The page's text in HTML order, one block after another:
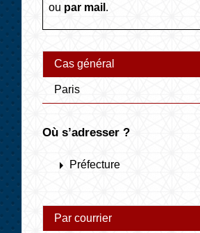
ou par mail .
Cas général
Paris
Où s’adresser ?
arrow_right Préfecture
Par courrier